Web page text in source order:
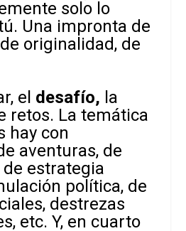
solo lo
Una impronta de
originalidad, de
el desafío, la
retos. La temática
hay con
aventuras, de
estrategia
política, de
destrezas
etc. Y, en cuarto